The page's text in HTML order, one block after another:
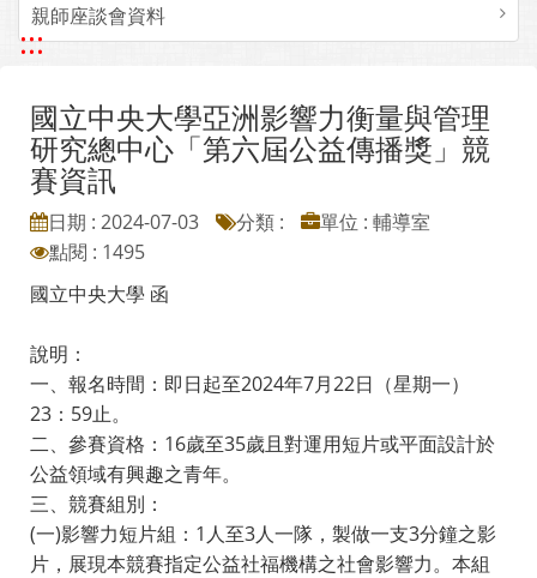
親師座談會資料
:::
國立中央大學亞洲影響力衡量與管理
研究總中心「第六屆公益傳播獎」競
賽資訊
日期 : 2024-07-03 分類 :
單位 : 輔導室
點閱 : 1495
國立中央大學 函
說明：
一、報名時間：即日起至2024年7月22日（星期一）
23：59止。
二、參賽資格：16歲至35歲且對運用短片或平面設計於
公益領域有興趣之青年。
三、競賽組別：
(一)影響力短片組：1人至3人一隊，製做一支3分鐘之影
片，展現本競賽指定公益社福機構之社會影響力。本組